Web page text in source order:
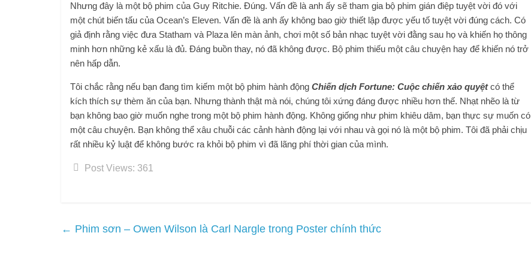
Nhưng đây là một bộ phim của Guy Ritchie. Đúng. Vấn đề là anh ấy sẽ tham gia bộ phim gián điệp tuyệt vời đó với
một chút biến tấu của Ocean’s Eleven. Vấn đề là anh ấy không bao giờ thiết lập được yếu tố tuyệt vời đúng cách. Có
giả định rằng việc đưa Statham và Plaza lên màn ảnh, chơi một số bản nhạc tuyệt vời đằng sau họ và khiến họ thông
minh hơn những kẻ xấu là đủ. Đáng buồn thay, nó đã không được. Bộ phim thiếu một câu chuyện hay để khiến nó trở
nên hấp dẫn.
Tôi chắc rằng nếu bạn đang tìm kiếm một bộ phim hành động Chiến dịch Fortune: Cuộc chiến xảo quyệtcó thể
kích thích sự thèm ăn của bạn. Nhưng thành thật mà nói, chúng tôi xứng đáng được nhiều hơn thế. Nhạt nhẽo là từ
bạn không bao giờ muốn nghe trong một bộ phim hành động. Không giống như phim khiêu dâm, bạn thực sự muốn có
một câu chuyện. Bạn không thể xâu chuỗi các cảnh hành động lại với nhau và gọi nó là một bộ phim. Tôi đã phải chịu
rất nhiều kỷ luật để không bước ra khỏi bộ phim vì đã lãng phí thời gian của mình.
Post Views: 361
← Phim sơn – Owen Wilson là Carl Nargle trong Poster chính thức